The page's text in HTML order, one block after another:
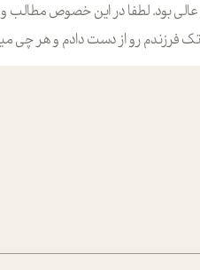
عالی بود. لطفا در این خصوص مطالب و مثال های بیشتر ی ارایه دهید